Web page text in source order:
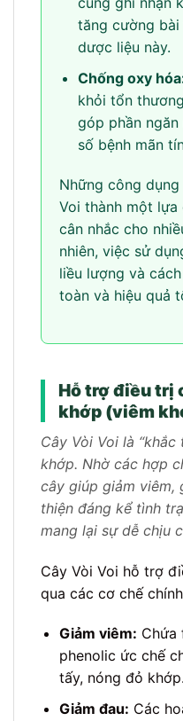
tăng cường
dược liệu này.
Chống oxy
khỏi tổn
góp phần
số bệnh mãn
Những công
Voi thành một lựa
cân nhắc cho
nhiên, việc sử
liều lượng và
toàn và hiệu quả
Hỗ trợ điều trị
khớp (viêm
Cây Vòi Voi là
khớp. Nhờ các hợp
cây giúp giảm viêm,
thiện đáng kể tình
mang lại sự dễ chịu
Cây Vòi Voi hỗ trợ
qua các cơ chế
Giảm viêm: Chứa
phenolic ức chế
tấy, nóng đỏ khớp.
Giảm đau: Các